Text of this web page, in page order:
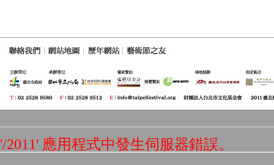
'/2011' 應用程式中發生伺服器錯誤。